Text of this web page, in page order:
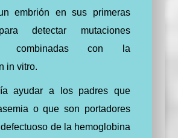
embrión en sus primeras
detectar mutaciones
combinadas con la
in vitro.
ayudar a los padres que
o que son portadores
de la hemoglobina